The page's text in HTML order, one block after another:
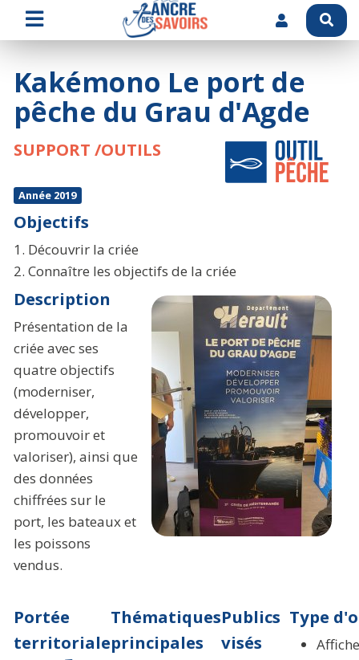
Kakémono Le port de
pêche du Grau d'Agde
SUPPORT /OUTILS
Année 2019
Objectifs
1. Découvrir la criée
2. Connaître les objectifs de la criée
Description
Présentation de la
criée avec ses
quatre objectifs
(moderniser,
développer,
promouvoir et
valoriser), ainsi que
des données
chiffrées sur le
port, les bateaux et
les poissons
vendus.
Portée
territoriale
Thématiques
principales
Publics
visés
Type